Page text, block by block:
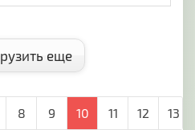
еще
8 9 10 11 12 13